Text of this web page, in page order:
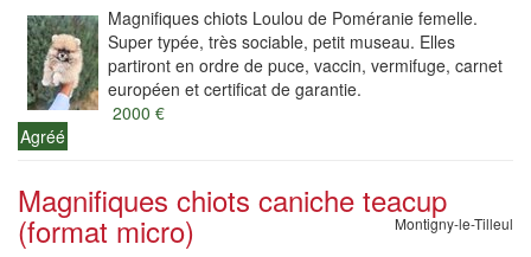
Magnifiques chiots Loulou de Poméranie femelle.
Super typée, très sociable, petit museau. Elles
partiront en ordre de puce, vaccin, vermifuge, carnet
européen et certificat de garantie.
2000 €
Agréé
Magnifiques chiots caniche teacup
(format micro) Montigny-le-Tilleul